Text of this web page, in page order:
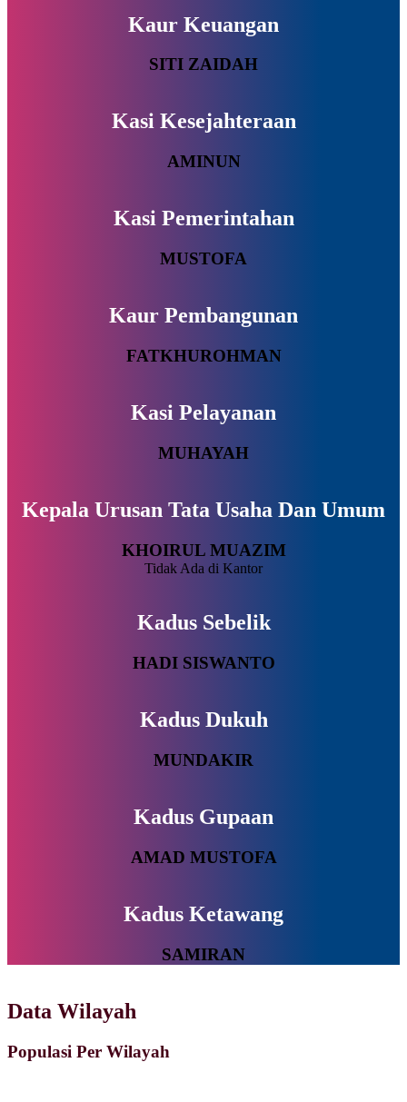
Kaur Keuangan
SITI ZAIDAH
Kasi Kesejahteraan
AMINUN
Kasi Pemerintahan
MUSTOFA
Kaur Pembangunan
FATKHUROHMAN
Kasi Pelayanan
MUHAYAH
Kepala Urusan Tata Usaha Dan Umum
KHOIRUL MUAZIM
Tidak Ada di Kantor
Kadus Sebelik
HADI SISWANTO
Kadus Dukuh
MUNDAKIR
Kadus Gupaan
AMAD MUSTOFA
Kadus Ketawang
SAMIRAN
Data Wilayah
Populasi Per Wilayah